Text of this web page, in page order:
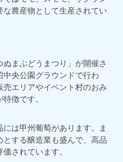
農産物として生産されてい
まぶどうまつり」が開催さ
央公園グラウンドで行わ
エリアやイベント村のおみ
徴です。
は甲州葡萄があります。ま
する醸造業も盛んで、高品
されています。